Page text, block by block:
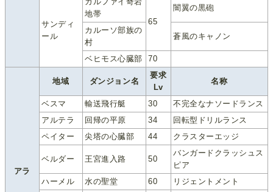
サンディ
ール
地帯
65
闇翼の黒砲
カルーソ部族の
村
蒼風のキャノン
ベヒモス心臓部 70
アラ
地域 ダンジョン名
要求
Lv
名称
ベスマ 輸送飛行艇 30
不完全なナソードランス
アルテラ
回帰の平原 34
回転型ドリルランス
ペイター
尖塔の心臓部 44 クラスターエッジ
ベルダー 王宮進入路 50
バンガードクラッシュス
ピア
ハーメル
水の聖堂 60 リジェントメント